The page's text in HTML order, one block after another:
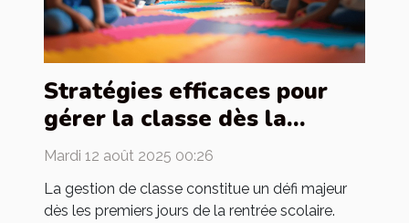
Stratégies efficaces pour
gérer la classe dès la
rentrée
Mardi 12 août 2025 00:26
La gestion de classe constitue un défi majeur
dès les premiers jours de la rentrée scolaire.